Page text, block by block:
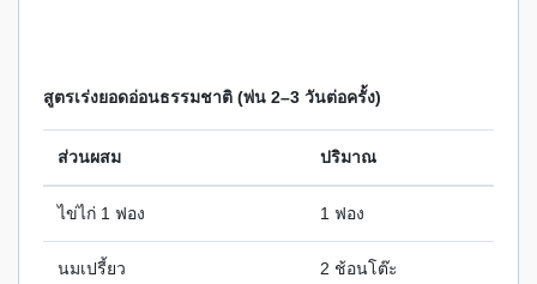
สูตรเร่งยอดอ่อนธรรมชาติ (พ่น 2–3 วันต่อครั้ง)
ส่วนผสม ปริมาณ
ไข่ไก่ 1 ฟอง 1 ฟอง
นมเปรี้ยว 2 ช้อนโต๊ะ